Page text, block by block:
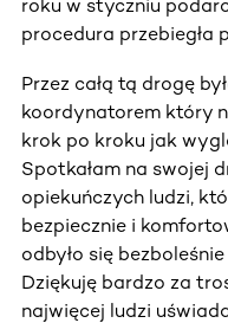
roku w styczniu
procedura przebiegła
Przez całą tą drogę
koordynatorem który
krok po kroku jak
Spotkałam na swojej
opiekuńczych ludzi,
bezpiecznie i
odbyło się
Dziękuję bardzo za
najwięcej ludzi